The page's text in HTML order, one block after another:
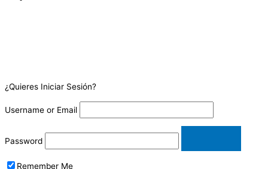
¿Quieres Iniciar Sesión?
Username or Email
Password
Remember Me